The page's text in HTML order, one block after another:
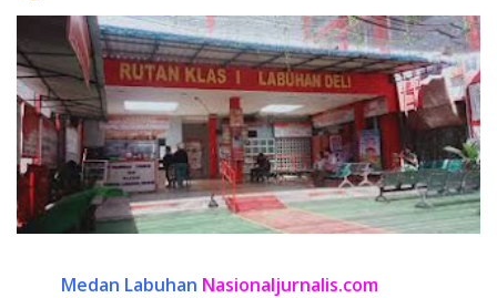
Medan Labuhan Nasionaljurnalis.com